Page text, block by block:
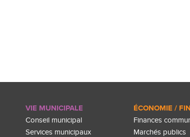
VIE MUNICIPALE
Conseil municipal
Services municipaux
ÉCONOMIE /
Finances
Marchés publics